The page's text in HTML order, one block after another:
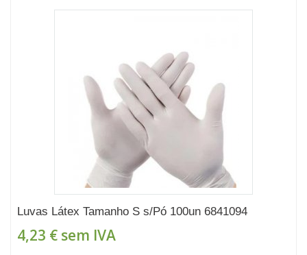
Luvas Látex Tamanho S s/Pó 100un 6841094
4,23 € sem IVA